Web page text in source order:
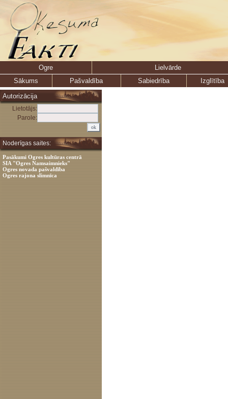
Ogre
Lielvārde
Sākums
Pašvaldība Sabiedrība
Izglītība
Autorizācija
Lietotājs:
Parole:
Noderīgas saites:
Pasākumi Ogres kultūras centrā
SIA "Ogres Namsaimnieks"
Ogres novada pašvaldība
Ogres rajona slimnīca